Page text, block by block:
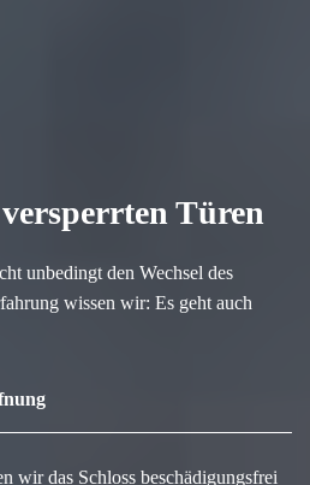
Türen
unbedingt den Wechsel des
wissen wir: Es geht auch
wir das Schloss beschädigungsfrei